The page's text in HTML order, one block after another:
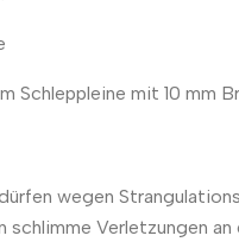
Schleppleine mit 10 mm
wegen
schlimme Verletzungen